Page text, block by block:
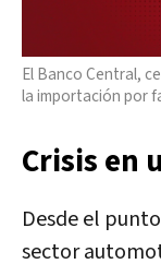
El Banco Central,
la importación por
Crisis en
Desde el
sector